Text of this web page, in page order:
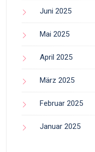
Juni 2025
Mai 2025
April 2025
März 2025
Februar 2025
Januar 2025